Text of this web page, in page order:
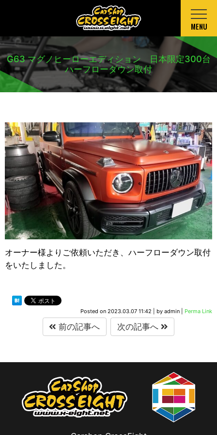
MENU
G63 マグノヒーローエディション 日本限定300台
ハーフローダウン取付
オーナー様よりご依頼いただき、ハーフローダウン取付
をいたしました。
Posted on 2023.03.07 11:42 by admin Perma Link
前の記事へ 次の記事へ